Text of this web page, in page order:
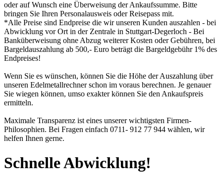
oder auf Wunsch eine Überweisung der Ankaufssumme. Bitte
bringen Sie Ihren Personalausweis oder Reisepass mit.
*Alle Preise sind Endpreise die wir unseren Kunden auszahlen - bei
Abwicklung vor Ort in der Zentrale in Stuttgart-Degerloch - Bei
Banküberweisung ohne Abzug weiterer Kosten oder Gebühren, bei
Bargeldauszahlung ab 500,- Euro beträgt die Bargeldgebühr 1% des
Endpreises!
Wenn Sie es wünschen, können Sie die Höhe der Auszahlung über
unseren Edelmetallrechnerschon im voraus berechnen. Je genauer
Sie wiegen können, umso exakter können Sie den Ankaufspreis
ermitteln.
Maximale Transparenz ist eines unserer wichtigsten Firmen-
Philosophien. Bei Fragen einfach 0711- 912 77 944 wählen, wir
helfen Ihnen gerne.
Schnelle Abwicklung!